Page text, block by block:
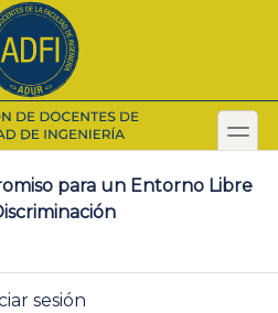
toggle
para un Entorno Libre
sesión